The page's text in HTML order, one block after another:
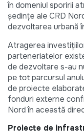
în domeniul sporirii
ședințe ale CRD
dezvoltarea urbană
Atragerea
parteneriatelor
de dezvoltare s-au
pe tot parcursul
de proiecte
fonduri externe
Nord în această
Proiecte de